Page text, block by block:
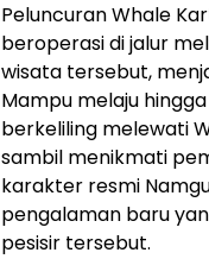
Peluncuran Whale
beroperasi di jalur
wisata tersebut,
Mampu melaju
berkeliling melewati
sambil menikmati
karakter resmi
pengalaman baru
pesisir tersebut.